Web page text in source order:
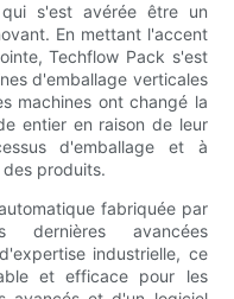
s'est avérée être un
En mettant l'accent
Techflow Pack s'est
d'emballage verticales
machines ont changé la
entier en raison de leur
d'emballage et à
produits.
fabriquée par
dernières avancées
industrielle, ce
et efficace pour les